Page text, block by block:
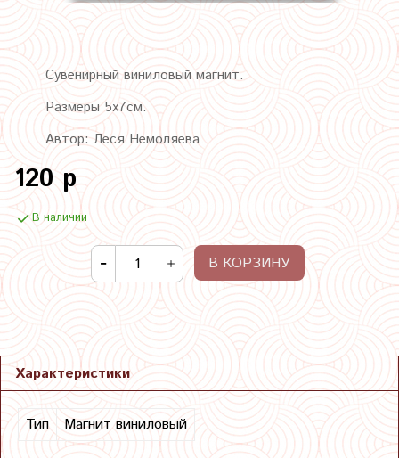
Сувенирный виниловый магнит.
Размеры 5х7см.
Автор: Леся Немоляева
120 р
В наличии
В КОРЗИНУ
Характеристики
Тип Магнит виниловый